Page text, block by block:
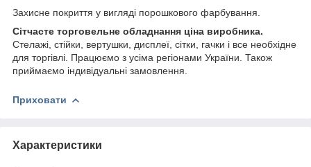
Захисне покриття у вигляді порошкового фарбування.
Сітчасте торговельне обладнання ціна виробника.
Стелажі, стійки, вертушки, дисплеї, сітки, гачки і все необхідне
для торгівлі. Працюємо з усіма регіонами України. Також
приймаємо індивідуальні замовлення.
Приховати
Характеристики